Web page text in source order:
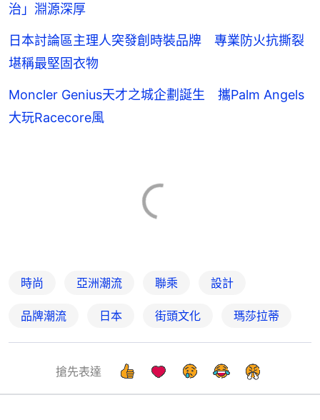
治」淵源深厚
日本討論區主理人突發創時裝品牌 專業防火抗撕裂
堪稱最堅固衣物
Moncler Genius天才之城企劃誕生 攜Palm Angels
大玩Racecore風
時尚 亞洲潮流 聯乘 設計
品牌潮流 日本 街頭文化 瑪莎拉蒂
搶先表達